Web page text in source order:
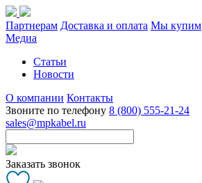
Партнерам Доставка и оплата Мы купим
Медиа
Статьи
Новости
О компании Контакты
Звоните по телефону 8 (800) 555-21-24
sales@mpkabel.ru
Заказать звонок